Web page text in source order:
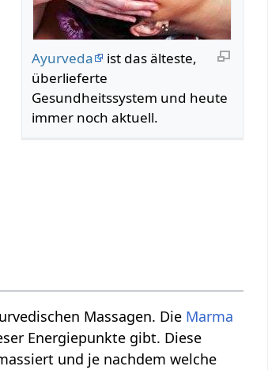
Ayurveda
ist das älteste,
überlieferte
Gesundheitssystem und heute
immer noch aktuell.
Massagen. Die Marma
Energiepunkte gibt. Diese
und je nachdem welche